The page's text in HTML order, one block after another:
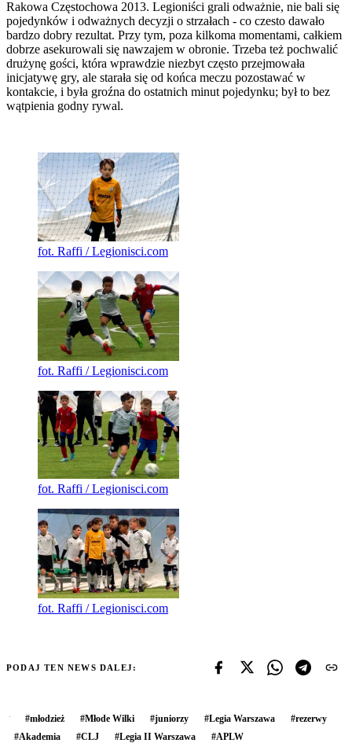
Rakowa Częstochowa 2013. Legioniści grali odważnie, nie bali się
pojedynków i odważnych decyzji o strzałach - co czesto dawało
bardzo dobry rezultat. Przy tym, poza kilkoma momentami, całkiem
dobrze asekurowali się nawzajem w obronie. Trzeba też pochwalić
drużynę gości, która wprawdzie niezbyt często przejmowała
inicjatywę gry, ale starała się od końca meczu pozostawać w
kontakcie, i była groźna do ostatnich minut pojedynku; był to bez
wątpienia godny rywal.
fot. Raffi / Legionisci.com
fot. Raffi / Legionisci.com
fot. Raffi / Legionisci.com
fot. Raffi / Legionisci.com
PODAJ TEN NEWS DALEJ:
#młodzież #Młode Wilki #juniorzy #Legia Warszawa #rezerwy
#Akademia #CLJ #Legia II Warszawa #APLW